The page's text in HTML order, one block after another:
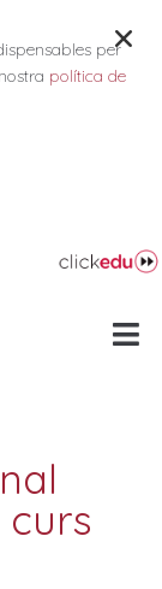
per
política de